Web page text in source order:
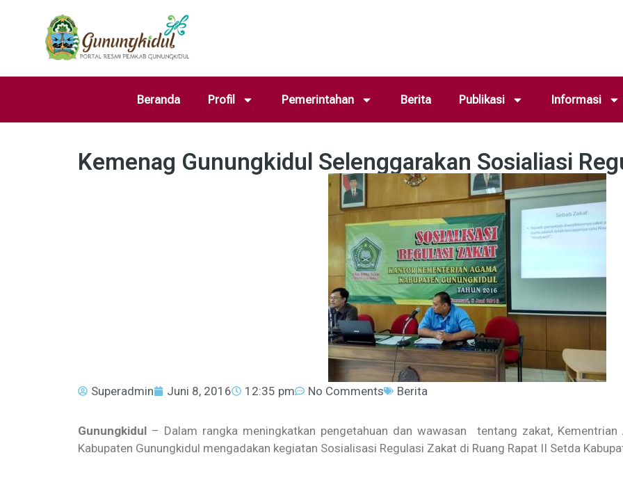
Beranda Profil Pemerintahan Berita Publikasi Informasi
Kemenag Gunungkidul Selenggarakan Sosialiasi
Superadmin Juni 8, 2016 12:35 pm No Comments Berita
Gunungkidul – Dalam rangka meningkatkan pengetahuan dan wawasan tentang zakat, Kementrian
Kabupaten Gunungkidul mengadakan kegiatan Sosialisasi Regulasi Zakat di Ruang Rapat II Setda